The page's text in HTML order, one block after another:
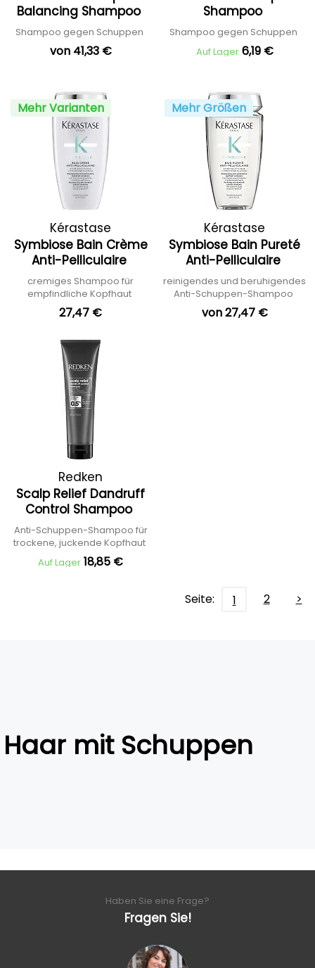
Balancing Shampoo
Shampoo gegen Schuppen
von 41,33 €
Shampoo
Shampoo gegen Schuppen
Auf Lager 6,19 €
Mehr Varianten
Kérastase
Symbiose Bain Crème
Anti-Pelliculaire
cremiges Shampoo für
empfindliche Kopfhaut
27,47 €
Mehr Größen
Kérastase
Symbiose Bain Pureté
Anti-Pelliculaire
reinigendes und beruhigendes
Anti-Schuppen-Shampoo
von 27,47 €
Redken
Scalp Relief Dandruff
Control Shampoo
Anti-Schuppen-Shampoo für
trockene, juckende Kopfhaut
Auf Lager 18,85 €
Seite: 1 2 >
Haar mit Schuppen
Haben Sie eine Frage?
Fragen Sie!